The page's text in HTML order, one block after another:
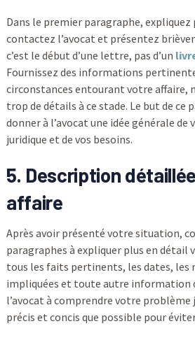
Dans le premier paragraphe, expliquez
contactez l’avocat et présentez
c’est le début d’une lettre, pas d’un
Fournissez des informations
circonstances entourant votre affaire,
trop de détails à ce stade. Le but de ce
donner à l’avocat une idée générale
juridique et de vos besoins.
5. Description
affaire
Après avoir présenté votre situation,
paragraphes à expliquer plus en détail
tous les faits pertinents, les dates, les
impliquées et toute autre information
l’avocat à comprendre votre problème
précis et concis que possible pour